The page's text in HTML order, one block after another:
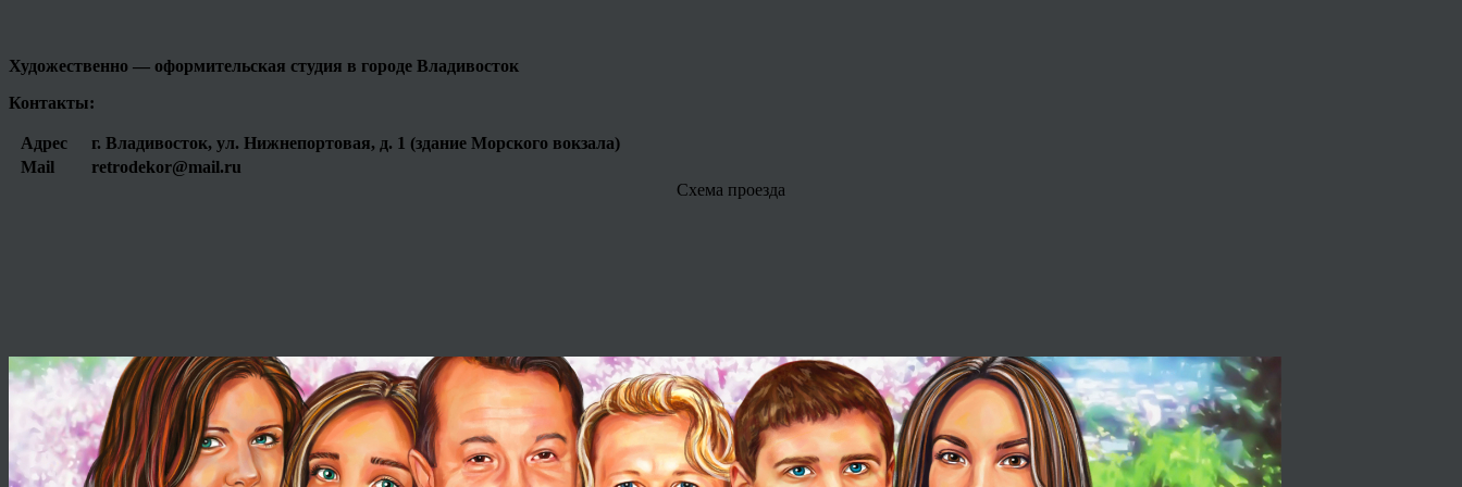
Художественно — оформительская студия в городе Владивосток
Контакты:
Адрес
г. Владивосток, ул. Нижнепортовая, д. 1 (здание Морского вокзала)
Mail
retrodekor@mail.ru
Схема проезда